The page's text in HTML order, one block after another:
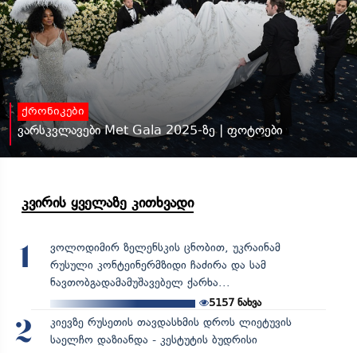
ქრონიკები
ვარსკვლავები Met Gala 2025-ზე | ფოტოები
კვირის ყველაზე კითხვადი
1
ვოლოდიმირ ზელენსკის ცნობით, უკრაინამ
რუსული კონტეინერმზიდი ჩაძირა და სამ
ნავთობგადამამუშავებელ ქარხა...
5157 ნახვა
2
კიევზე რუსეთის თავდასხმის დროს ლიეტუვის
საელჩო დაზიანდა - კესტუტის ბუდრისი